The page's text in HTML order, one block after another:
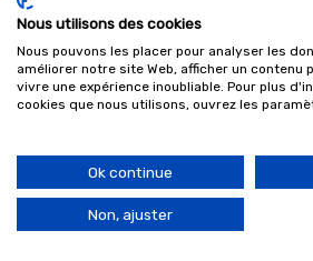
Nous utilisons des cookies
Nous pouvons les placer pour analyser les
améliorer notre site Web, afficher un contenu
vivre une expérience inoubliable. Pour plus
cookies que nous utilisons, ouvrez les
Ok continue
Non, ajuster